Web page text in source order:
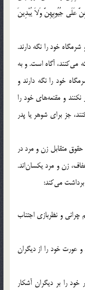
عَلَى‏ جُیُوبِهِنَّ وَلاَ یُبْدِینَ
خود را نگه دارند.
می‌کنند، آگاه است. و به
خود را نگه دارند و
و مقنعه‌ها‌ی‌ خود را
جز برای شوهر یا پدر
متقابل زن و مرد در
زن و مرد یکسان‌اند.
می‌کند:
و نظربازی اجتناب
و عورت خود را از دیگران
را بر دیگران آشکار